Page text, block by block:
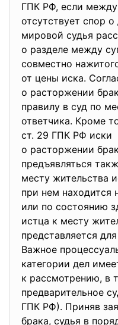
ГПК РФ, если между
отсутствует спор
мировой судья
о разделе между
совместно
от цены иска.
о расторжении
правилу в суд по
ответчика. Кроме
ст. 29 ГПК РФ иски
о расторжении
предъявляться
месту жительства
при нем находится
или по состоянию
истца к месту
представляется
Важное
категории дел
к рассмотрению, в
предварительное
ГПК РФ). Приняв
брака, судья в